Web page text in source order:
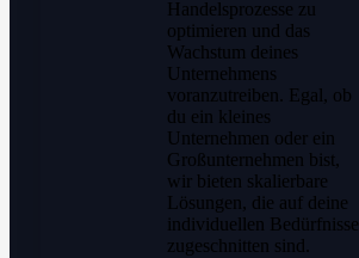
Handelsprozesse zu
optimieren und das
Wachstum deines
Unternehmens
voranzutreiben. Egal, ob
du ein kleines
Unternehmen oder ein
Großunternehmen bist,
wir bieten skalierbare
Lösungen, die auf deine
individuellen Bedürfnisse
zugeschnitten sind.